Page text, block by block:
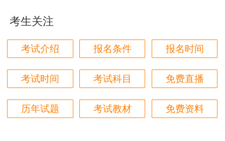
好
用户m6****66
用户m6****66
非常美好
用户m6****68
考生关注
考试介绍 报名条件 报名时间
考试时间 考试科目 免费直播
历年试题 考试教材 免费资料